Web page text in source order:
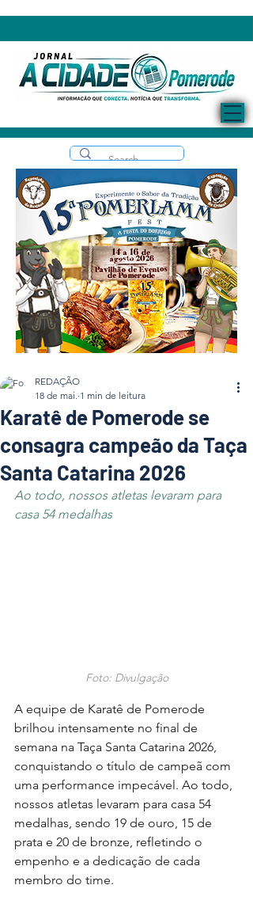
Karatê de Pomerode se
consagra campeão da Taça
Santa Catarina 2026
REDAÇÃO
18 de mai. 1 min de leitura
Ao todo, nossos atletas levaram para
casa 54 medalhas
Foto: Divulgação
A equipe de Karatê de Pomerode
brilhou intensamente no final de
semana na Taça Santa Catarina 2026,
conquistando o título de campeã com
uma performance impecável. Ao todo,
nossos atletas levaram para casa 54
medalhas, sendo 19 de ouro, 15 de
prata e 20 de bronze, refletindo o
empenho e a dedicação de cada
membro do time.